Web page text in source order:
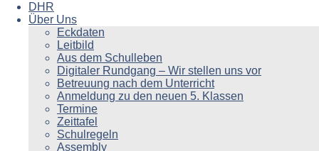
DHR
Über Uns
Eckdaten
Leitbild
Aus dem Schulleben
Digitaler Rundgang – Wir stellen uns vor
Betreuung nach dem Unterricht
Anmeldung zu den neuen 5. Klassen
Termine
Zeittafel
Schulregeln
Assembly